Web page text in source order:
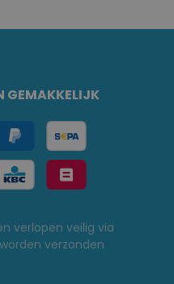
GEMAKKELIJK
verlopen veilig via
verzonden